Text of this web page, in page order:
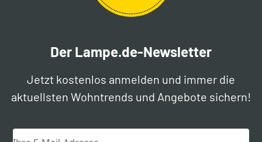
Der Lampe.de-Newsletter
Jetzt kostenlos anmelden und immer die
aktuellsten Wohntrends und Angebote sichern!